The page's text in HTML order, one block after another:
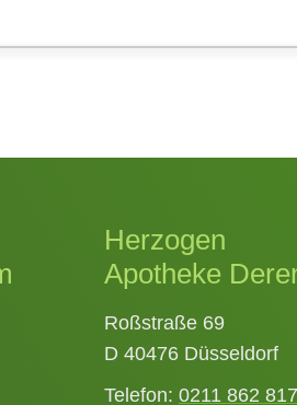
Herzogen
Apotheke
Roßstraße 69
D 40476 Düsseldorf
Telefon: 0211 862